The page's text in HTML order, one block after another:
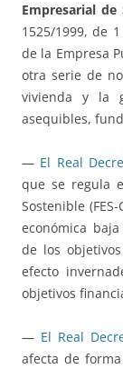
Empresarial de
1525/1999, de
de la Empresa
otra serie de
vivienda y la
asequibles,
— El Real
que se regula
Sostenible
económica
de los
efecto
objetivos
— El Real
afecta de